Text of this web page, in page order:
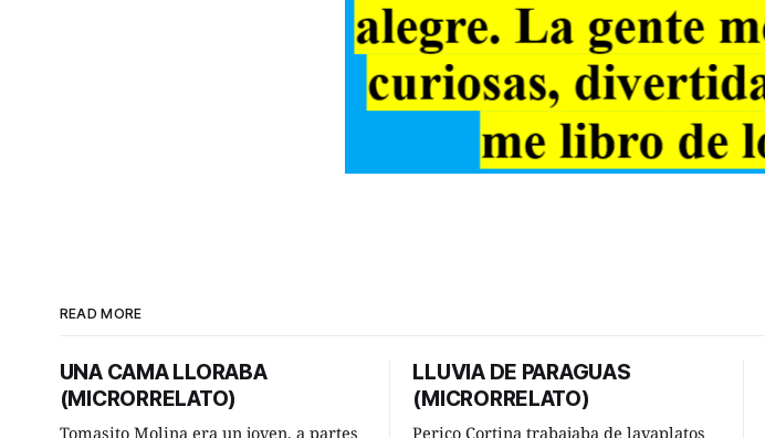
READ MORE
UNA CAMA LLORABA
(MICRORRELATO)
Tomasito Molina era un joven, a partes
LLUVIA DE PARAGUAS
(MICRORRELATO)
Perico Cortina trabajaba de lavaplatos